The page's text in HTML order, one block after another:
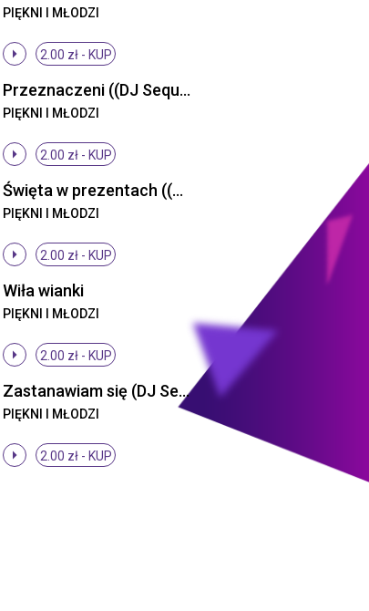
PIĘKNI I MŁODZI
2.00 zł - KUP
Przeznaczeni ((DJ Sequence Remix))
PIĘKNI I MŁODZI
2.00 zł - KUP
Święta w prezentach ((Original Mix))
PIĘKNI I MŁODZI
2.00 zł - KUP
Wiła wianki
PIĘKNI I MŁODZI
2.00 zł - KUP
Zastanawiam się (DJ Sequence Remix)
PIĘKNI I MŁODZI
2.00 zł - KUP